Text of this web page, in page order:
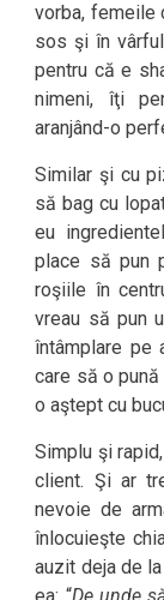
vorba, femeile
sos şi în
pentru că e
nimeni, îţi
aranjând-o
Similar şi cu
să bag cu
eu
place să pun
roşiile în
vreau să pun
întâmplare pe
care să o
o aştept cu
Simplu şi
client. Şi ar
nevoie de
înlocuieşte
auzit deja de